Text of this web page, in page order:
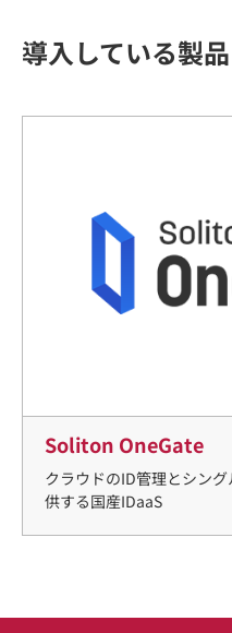
導入している製
Soliton OneGate
クラウドのID管理とシン
供する国産IDaaS